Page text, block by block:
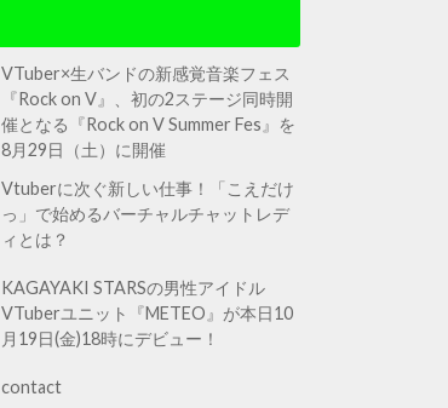
VTuber×生バンドの新感覚音楽フェス
『Rock on V』、初の2ステージ同時開
催となる『Rock on V Summer Fes』を
8月29日（土）に開催
Vtuberに次ぐ新しい仕事！「こえだけ
っ」で始めるバーチャルチャットレデ
ィとは？
KAGAYAKI STARSの男性アイドル
VTuberユニット『METEO』が本日10
月19日(金)18時にデビュー！
contact